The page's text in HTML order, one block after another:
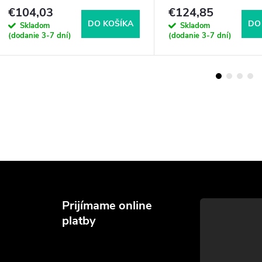
€104,03
Skladom
(dodanie 3-7 dní)
DO KOŠÍKA
€124,85
Skladom
(dodanie 3-7 dní)
Prijímame online
platby